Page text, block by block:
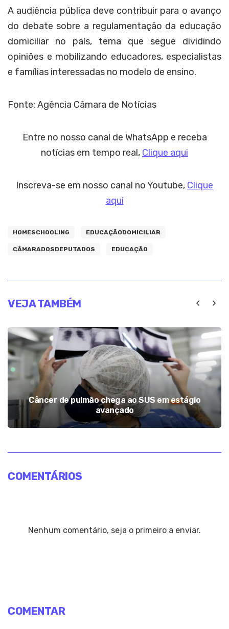
A audiência pública deve contribuir para o avanço
do debate sobre a regulamentação da educação
domiciliar no país, tema que segue dividindo
opiniões e mobilizando educadores, especialistas
e famílias interessadas no modelo de ensino.
Fonte: Agência Câmara de Notícias
Entre no nosso canal de WhatsApp e receba
notícias em tempo real, Clique aqui
Inscreva-se em nosso canal no Youtube, Clique
aqui
HOMESCHOOLING EDUCAÇÃODOMICILIAR
CÂMARADOSDEPUTADOS EDUCAÇÃO
VEJA TAMBÉM
Câncer de pulmão chega ao SUS em estágio
avançado
COMENTÁRIOS
Nenhum comentário, seja o primeiro a enviar.
COMENTAR